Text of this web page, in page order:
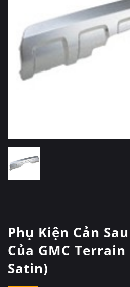
Phụ Kiện Cản
Của GMC
Satin)